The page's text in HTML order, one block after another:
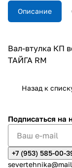
Описание
Вал-втулка КП
ТАЙГА RM
Назад к
Подписаться на
+7 (953) 585-00-